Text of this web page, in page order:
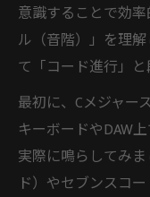
意識することで効
ル（音階）」を理
て「コード進行」
最初に、Cメジャー
キーボードやDAW
実際に鳴らしてみ
ド）やセブンスコ